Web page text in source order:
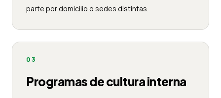
parte por domicilio o sedes distintas.
03
Programas de cultura interna